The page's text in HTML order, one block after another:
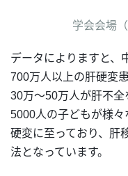
学会会場
データによりますと、
700万人以上の肝硬変
30万～50万人が肝不
5000人の子どもが様
硬変に至っており、肝
法となっています。